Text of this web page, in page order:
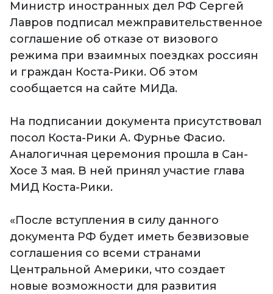
Министр иностранных дел РФ Сергей
Лавров подписал межправительственное
соглашение об отказе от визового
режима при взаимных поездках россиян
и граждан Коста-Рики. Об этом
сообщается на сайте МИДа.
На подписании документа присутствовал
посол Коста-Рики А. Фурнье Фасио.
Аналогичная церемония прошла в Сан-
Хосе 3 мая. В ней принял участие глава
МИД Коста-Рики.
«После вступления в силу данного
документа РФ будет иметь безвизовые
соглашения со всеми странами
Центральной Америки, что создает
новые возможности для развития